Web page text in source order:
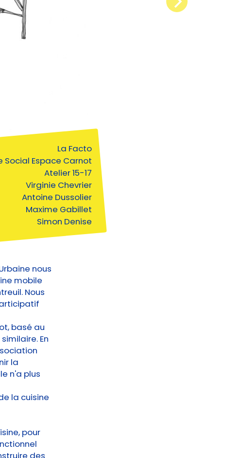
La Facto
Social Espace Carnot
Atelier 15-17
Virginie Chevrier
Antoine Dussolier
Maxime Gabillet
Simon Denise
nous
mobile
Nous
basé au
En
la
n'a plus
la cuisine
pour
des